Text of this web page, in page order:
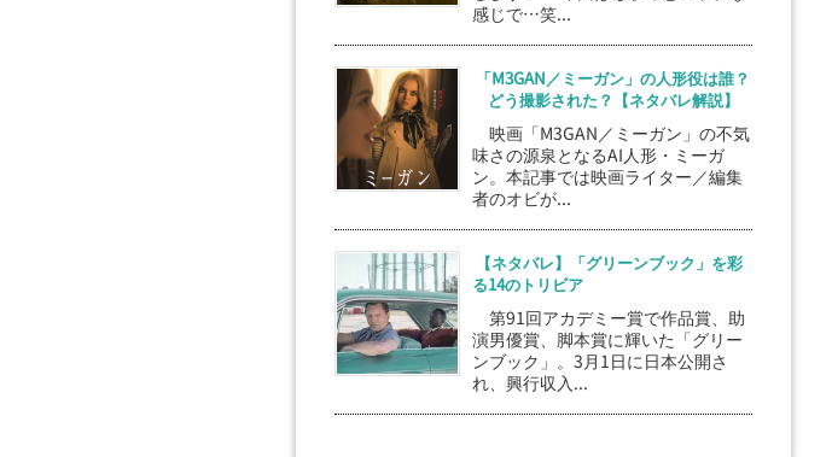
感じで…笑...
「M3GAN／ミーガン」の人形役は誰？
どう撮影された？【ネタバレ解説】
映画「M3GAN／ミーガン」の不気
味さの源泉となるAI人形・ミーガ
ン。本記事では映画ライター／編集
者のオビが...
【ネタバレ】「グリーンブック」を彩
る14のトリビア
第91回アカデミー賞で作品賞、助
演男優賞、脚本賞に輝いた「グリー
ンブック」。3月1日に日本公開さ
れ、興行収入...